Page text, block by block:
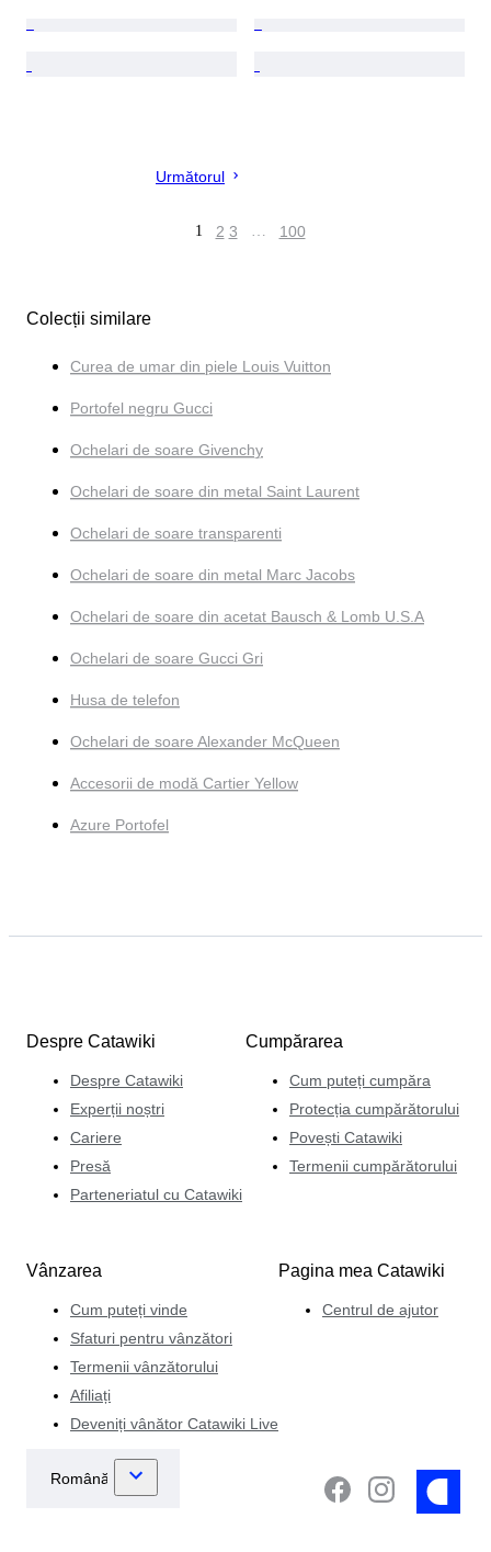
Următorul
1 2 3 … 100
Colecții similare
Curea de umar din piele Louis Vuitton
Portofel negru Gucci
Ochelari de soare Givenchy
Ochelari de soare din metal Saint Laurent
Ochelari de soare transparenti
Ochelari de soare din metal Marc Jacobs
Ochelari de soare din acetat Bausch & Lomb U.S.A
Ochelari de soare Gucci Gri
Husa de telefon
Ochelari de soare Alexander McQueen
Accesorii de modă Cartier Yellow
Azure Portofel
Despre Catawiki
Despre Catawiki
Experții noștri
Cariere
Presă
Parteneriatul cu Catawiki
Cumpărarea
Cum puteți cumpăra
Protecția cumpărătorului
Povești Catawiki
Termenii cumpărătorului
Vânzarea
Cum puteți vinde
Sfaturi pentru vânzători
Termenii vânzătorului
Afiliați
Deveniți vânător Catawiki Live
Pagina mea Catawiki
Centrul de ajutor